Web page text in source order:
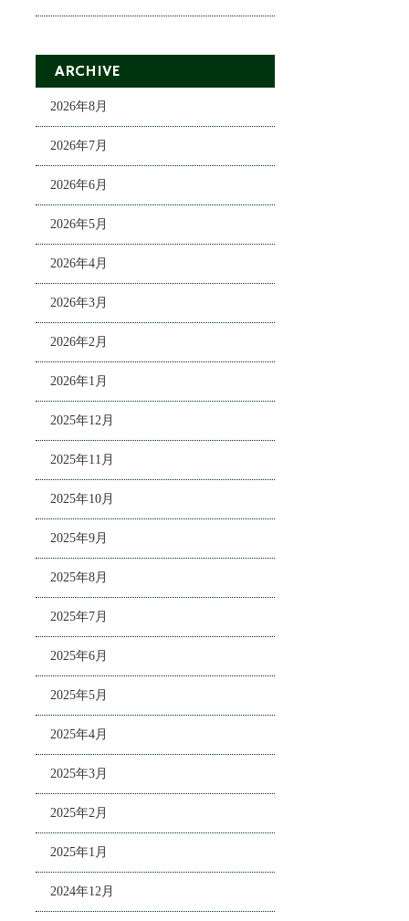
ARCHIVE
2026年8月
2026年7月
2026年6月
2026年5月
2026年4月
2026年3月
2026年2月
2026年1月
2025年12月
2025年11月
2025年10月
2025年9月
2025年8月
2025年7月
2025年6月
2025年5月
2025年4月
2025年3月
2025年2月
2025年1月
2024年12月